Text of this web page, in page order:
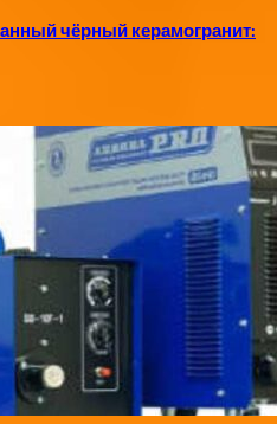
чёрный керамогранит: